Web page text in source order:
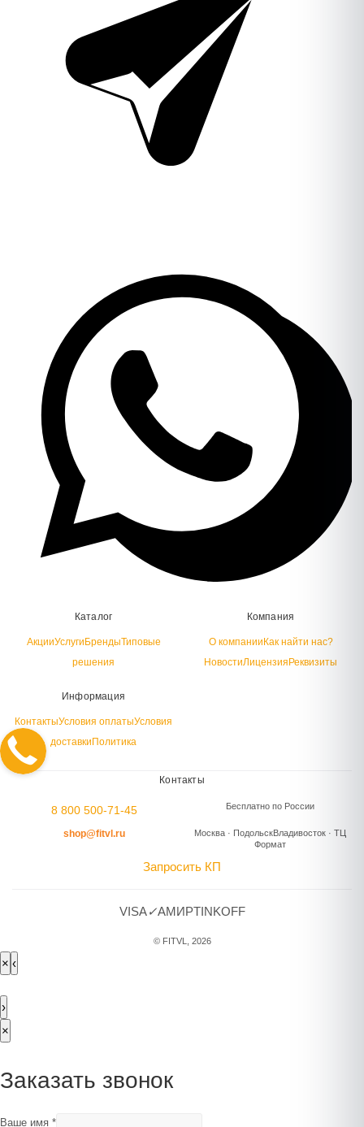
Каталог
АкцииУслуги БрендыТиповые
решения
Компания
О компании Как найти нас?
НовостиЛицензия Реквизиты
Информация
КонтактыУсловия оплатыУсловия
доставки Политика
Контакты
8 800 500-71-45 Бесплатно по России
shop@fitvl.ru Москва · ПодольскВладивосток · ТЦ
Формат
Запросить КП
VISA✓AМИРTINKOFF
© FITVL, 2026
× ‹
›
×
Заказать звонок
Ваше имя *